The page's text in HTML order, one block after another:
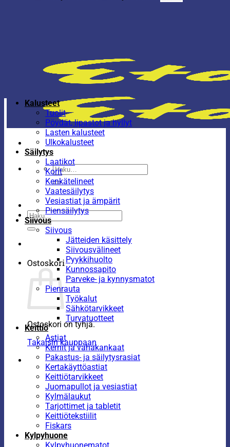
Etsi:
Etsi:
Ostoskori
Ostoskori on tyhjä.
Takaisin kauppaan
Kalusteet
Tuolit
Pöydät, lipastot ja hyllyt
Lasten kalusteet
Ulkokalusteet
Säilytys
Laatikot
Korit
Kenkätelineet
Vaatesäilytys
Vesiastiat ja ämpärit
Piensäilytys
Siivous
Siivous
Jätteiden käsittely
Siivousvälineet
Pyykkihuolto
Kunnossapito
Parveke- ja kynnysmatot
Pienrauta
Työkalut
Sähkötarvikkeet
Turvatuotteet
Keittiö
Astiat
Kernit ja vahakankaat
Pakastus- ja säilytysrasiat
Kertakäyttöastiat
Keittiötarvikkeet
Juomapullot ja vesiastiat
Kylmälaukut
Tarjottimet ja tabletit
Keittiötekstiilit
Fiskars
Kylpyhuone